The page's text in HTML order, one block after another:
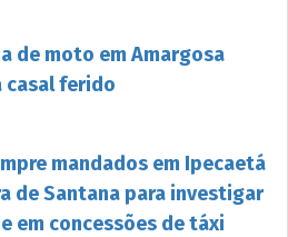
de moto em Amargosa
casal ferido
mandados em Ipecaetá
de Santana para investigar
em concessões de táxi